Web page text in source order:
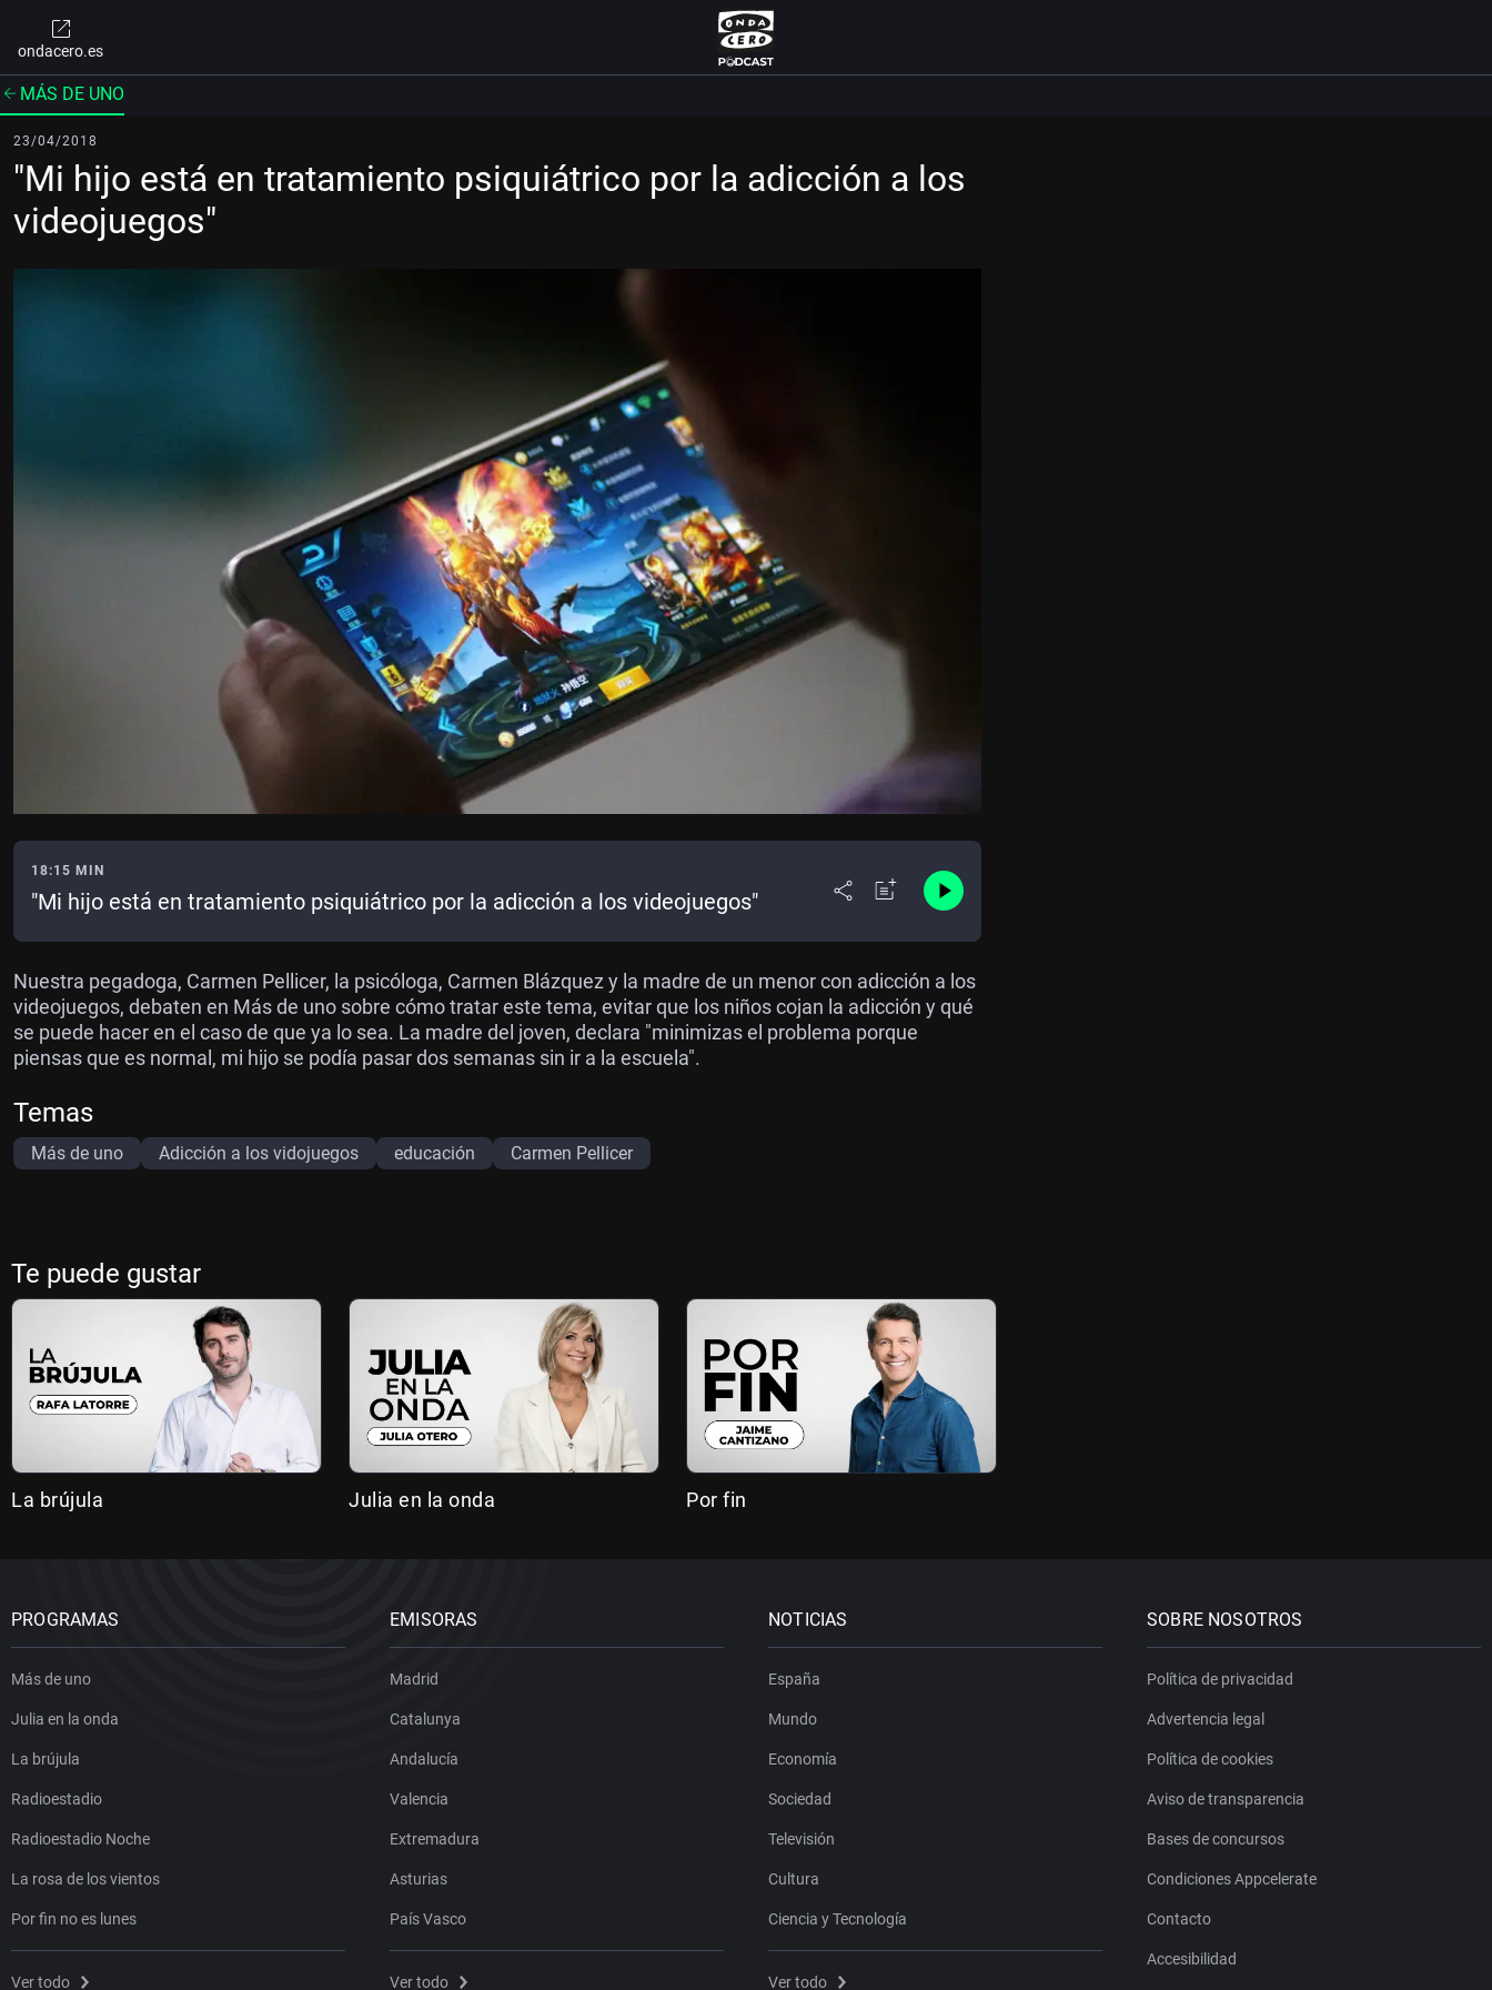
ondacero.es
MÁS DE UNO
23/04/2018
"Mi hijo está en tratamiento psiquiátrico por la adicción a los
videojuegos"
18:15 MIN
"Mi hijo está en tratamiento psiquiátrico por la adicción a los videojuegos"
Nuestra pegadoga, Carmen Pellicer, la psicóloga, Carmen Blázquez y la madre de un menor con adicción a los
videojuegos, debaten en Más de uno sobre cómo tratar este tema, evitar que los niños cojan la adicción y qué
se puede hacer en el caso de que ya lo sea. La madre del joven, declara "minimizas el problema porque
piensas que es normal, mi hijo se podía pasar dos semanas sin ir a la escuela".
Temas
Más de uno Adicción a los vidojuegos educación Carmen Pellicer
Te puede gustar
La brújula Julia en la onda Por fin
PROGRAMAS
Más de uno
Julia en la onda
La brújula
Radioestadio
Radioestadio Noche
La rosa de los vientos
Por fin no es lunes
Ver todo
EMISORAS
Madrid
Catalunya
Andalucía
Valencia
Extremadura
Asturias
País Vasco
Ver todo
NOTICIAS
España
Mundo
Economía
Sociedad
Televisión
Cultura
Ciencia y Tecnología
Ver todo
SOBRE NOSOTROS
Política de privacidad
Advertencia legal
Política de cookies
Aviso de transparencia
Bases de concursos
Condiciones Appcelerate
Contacto
Accesibilidad